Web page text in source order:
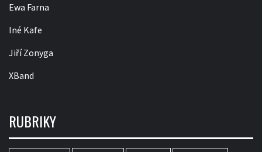
Ewa Farna
Iné Kafe
Jiří Zonyga
XBand
RUBRIKY